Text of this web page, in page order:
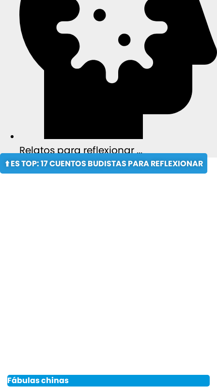
Relatos para reflexionar ...
⬆️ ES TOP: 17 CUENTOS BUDISTAS PARA REFLEXIONAR
Fábulas chinas